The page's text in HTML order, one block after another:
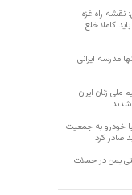
نقشه راه غزه
کاملا خلع
مدرسه ایرانی
زنان ایران
شدند
خودرو به جمعیت
صادر کرد
دولتی یمن در حملات